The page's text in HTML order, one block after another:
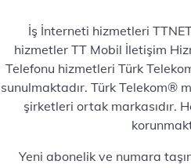
İş İnterneti hizmetleri
hizmetler TT Mobil İletişim
Telefonu hizmetleri Türk
sunulmaktadır. Türk Telekom®
şirketleri ortak markasıdır.
Yeni abonelik ve numara